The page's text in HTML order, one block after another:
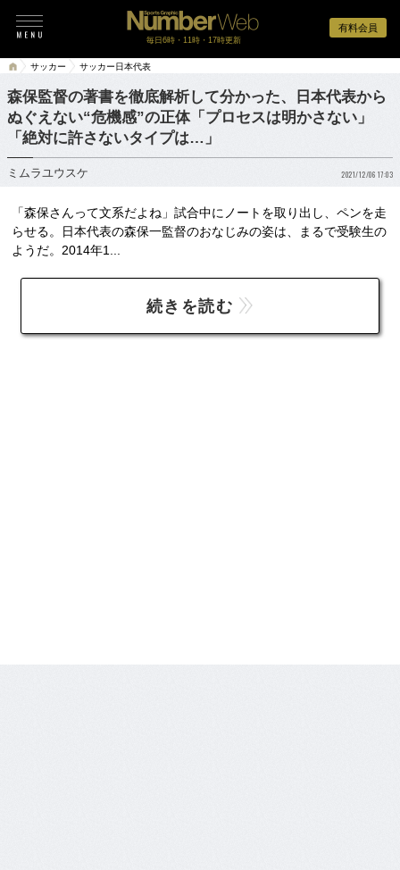
有料会員
毎日6時・11時・17時更新
サッカー サッカー日本代表
森保監督の著書を徹底解析して分かった、日本代表から
ぬぐえない“危機感”の正体「プロセスは明かさない」
「絶対に許さないタイプは…」
ミムラユウスケ 2021/12/06 17:03
「森保さんって文系だよね」試合中にノートを取り出し、ペンを走
らせる。日本代表の森保一監督のおなじみの姿は、まるで受験生の
ようだ。2014年1...
続きを読む